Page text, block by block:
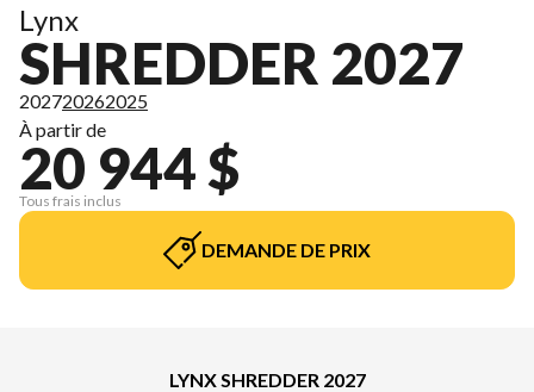
Lynx
SHREDDER 2027
202720262025
À partir de
20 944 $
Tous frais inclus
DEMANDE DE PRIX
LYNX SHREDDER 2027